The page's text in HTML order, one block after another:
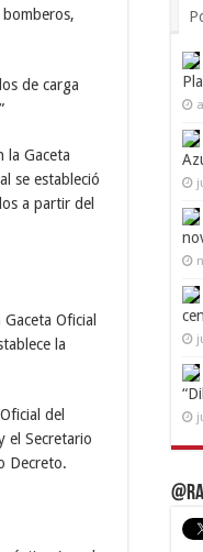
de carga
la Gaceta
se estableció
a partir del
Oficial
la
del
el Secretario
Decreto.